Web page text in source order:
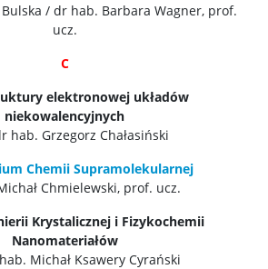
/ dr hab. Barbara Wagner, prof.
ucz.
C
elektronowej układów
niekowalencyjnych
hab. Grzegorz Chałasiński
Chemii Supramolekularnej
Chmielewski, prof. ucz.
Krystalicznej i Fizykochemii
Nanomateriałów
Michał Ksawery Cyrański